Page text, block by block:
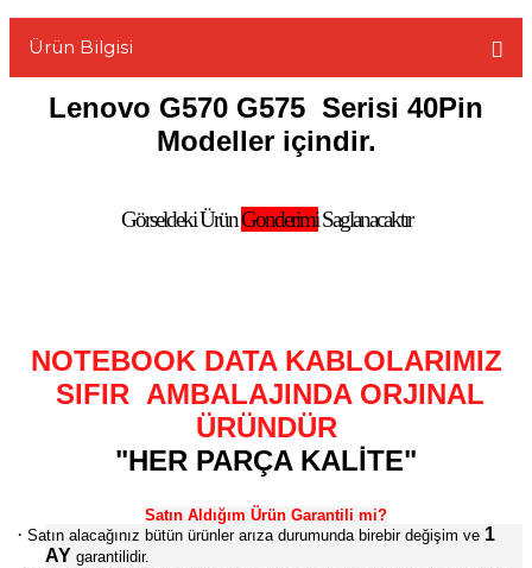
Ürün Bilgisi
Lenovo G570 G575 Serisi 40Pin
Modeller içindir.
Görseldeki ÜrünGonderimiSaglanacaktır
NOTEBOOK DATA KABLOLARIMIZ
SIFIR AMBALAJINDA ORJINAL
ÜRÜNDÜR
"HER PARÇA KALİTE"
Satın Aldığım Ürün Garantili mi?
· Satın alacağınız bütün ürünler arıza durumunda birebir değişim ve 1
AY garantilidir.